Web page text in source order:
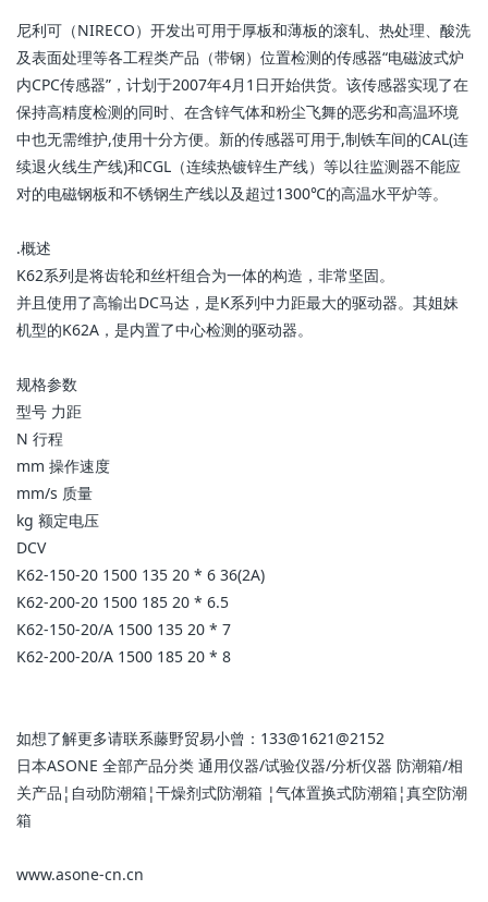
尼利可（NIRECO）开发出可用于厚板和薄板的滚轧、热处理、酸洗
及表面处理等各工程类产品（带钢）位置检测的传感器“电磁波式炉
内CPC传感器”，计划于2007年4月1日开始供货。该传感器实现了在
保持高精度检测的同时、在含锌气体和粉尘飞舞的恶劣和高温环境
中也无需维护,使用十分方便。新的传感器可用于,制铁车间的CAL(连
续退火线生产线)和CGL（连续热镀锌生产线）等以往监测器不能应
对的电磁钢板和不锈钢生产线以及超过1300℃的高温水平炉等。
. 概述
K62系列是将齿轮和丝杆组合为一体的构造，非常坚固。
并且使用了高输出DC马达，是K系列中力距最大的驱动器。其姐妹
机型的K62A，是内置了中心检测的驱动器。
规格参数
型号 力距
N 行程
mm 操作速度
mm/s 质量
kg 额定电压
DCV
K62-150-20 1500 135 20 * 6 36(2A)
K62-200-20 1500 185 20 * 6.5
K62-150-20/A 1500 135 20 * 7
K62-200-20/A 1500 185 20 * 8
如想了解更多请联系藤野贸易小曾：133@1621@2152
日本ASONE 全部产品分类 通用仪器/试验仪器/分析仪器 防潮箱/相
关产品¦自动防潮箱¦干燥剂式防潮箱 ¦气体置换式防潮箱¦真空防潮
箱
www.asone-cn.cn